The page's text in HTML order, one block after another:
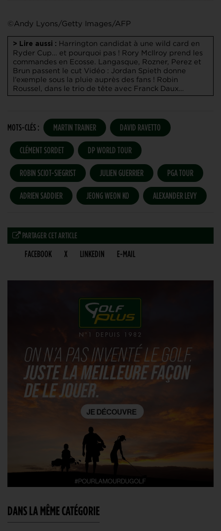
©Andy Lyons/Getty Images/AFP
> Lire aussi : Harrington candidat à une wild card en
Ryder Cup… et pourquoi pas ! Rory McIlroy prend les
commandes en Ecosse. Langasque, Rozner, Perez et
Brun passent le cut Vidéo : Jordan Spieth donne
l’exemple sous la pluie auprès des fans ! Robin
Roussel, dans le trio de tête avec Franck Daux…
MOTS-CLÉS : MARTIN TRAINER DAVID RAVETTO
CLÉMENT SORDET DP WORLD TOUR
ROBIN SCIOT-SIEGRIST JULIEN GUERRIER PGA TOUR
ADRIEN SADDIER JEONG WEON KO ALEXANDER LEVY
PARTAGER CET ARTICLE
FACEBOOK X LINKEDIN E-MAIL
DANS LA MÊME CATÉGORIE